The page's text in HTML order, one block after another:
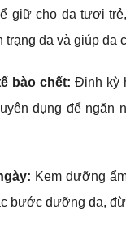
giữ cho da tươi
trạng da và giúp da
bào chết: Định kỳ
dụng để ngăn
Kem dưỡng
bước dưỡng da,